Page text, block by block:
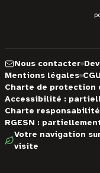
Nous contacter
Mentions légales CGU
Charte de protection
Accessibilité :
Charte
RGESN :
Votre navigation
visite